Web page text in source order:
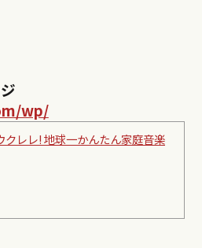
wp/
クレレ! 地球一かんたん家庭音楽